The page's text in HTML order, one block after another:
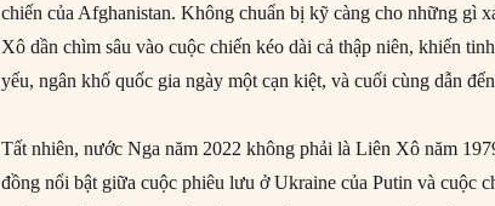
chiến của Afghanistan. Không chuẩn bị kỹ càng cho những gì
Xô dần chìm sâu vào cuộc chiến kéo dài cả thập niên, khiến
yếu, ngân khố quốc gia ngày một cạn kiệt, và cuối cùng dẫn
Tất nhiên, nước Nga năm 2022 không phải là Liên Xô năm
đồng nổi bật giữa cuộc phiêu lưu ở Ukraine của Putin và cuộc